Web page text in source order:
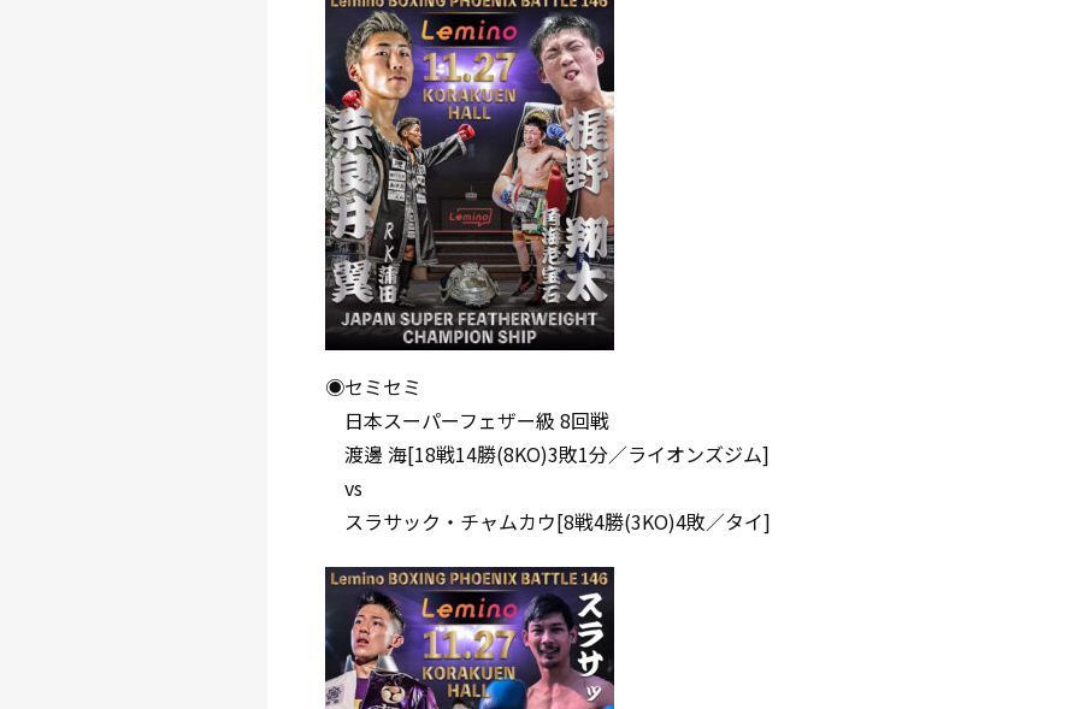
◉セミセミ
日本スーパーフェザー級 8回戦
渡邊 海[18戦14勝(8KO)3敗1分／ライオンズジム]
vs
スラサック・チャムカウ[8戦4勝(3KO)4敗／タイ]